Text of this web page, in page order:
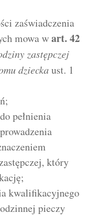
zaświadczenia
mowa wart. 42
zastępczej
dzieckaust. 1
pełnienia
który
kwalifikacyjnego
pieczy